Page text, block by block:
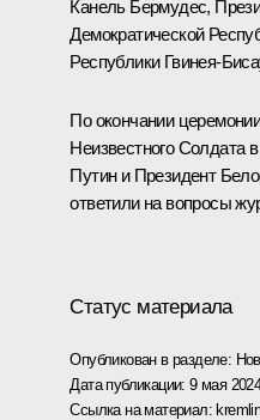
Канель Бермудес,
Демократической
Республики Гвинея-
По окончании
Неизвестного Солдата
Путин и Президент
ответилина вопросы
Статус материала
Опубликован в разделе:
Дата публикации:9 мая
Ссылка на материал: